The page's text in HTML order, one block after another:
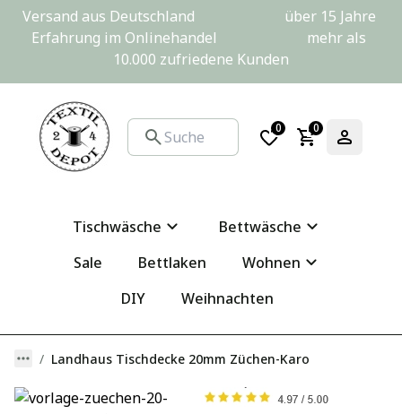
Versand aus Deutschland                         über 15 Jahre
Erfahrung im Onlinehandel                         mehr als
10.000 zufriedene Kunden
0 0
Tischwäsche
Bettwäsche
Sale
Bettlaken
Wohnen
DIY
Weihnachten
Landhaus Tischdecke 20mm Züchen-Karo